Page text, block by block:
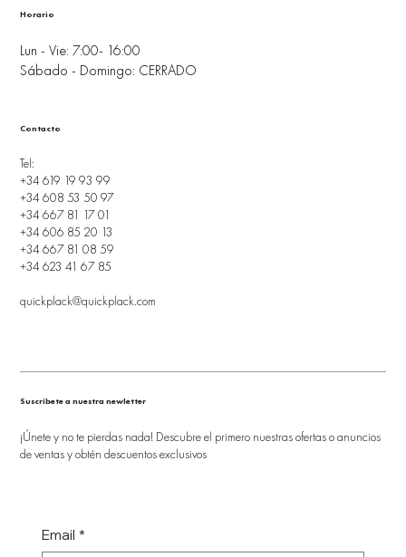
Lun - Vie: 7:00- 16:00
Sábado - Domingo: CERRADO
Horario
Tel:
+34 619 19 93 99
+34 608 53 50 97
+34 667 81 17 01
+34 606 85 20 13
+34 667 81 08 59
+34 623 41 67 85
quickplack@quickplack.com
Contacto
Suscríbete a nuestra newletter
¡Únete y no te pierdas nada! Descubre el primero nuestras ofertas o anuncios
de ventas y obtén descuentos exclusivos
Email *